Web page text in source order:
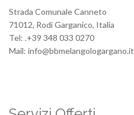
Strada Comunale Canneto
71012, Rodi Garganico, Italia
Tel: .+39 348 033 0270
Mail: info@bbmelangologargano.it